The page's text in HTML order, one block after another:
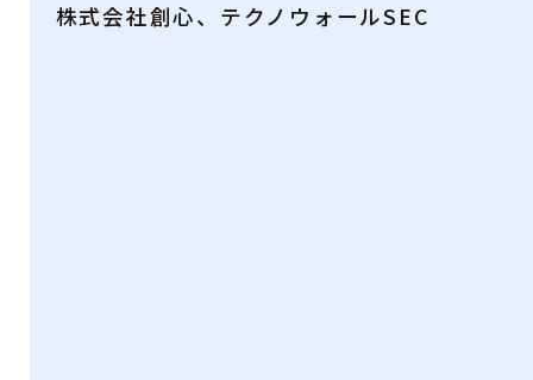
株式会社創心、テクノウォールSEC